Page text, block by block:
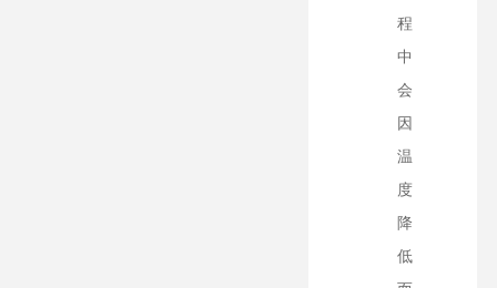
程
中
会
因
温
度
降
低